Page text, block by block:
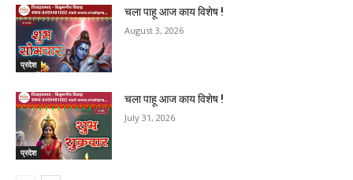
प्रदेश
चला पाहू आज काय विशेष !
August 3, 2026
प्रदेश
चला पाहू आज काय विशेष !
July 31, 2026